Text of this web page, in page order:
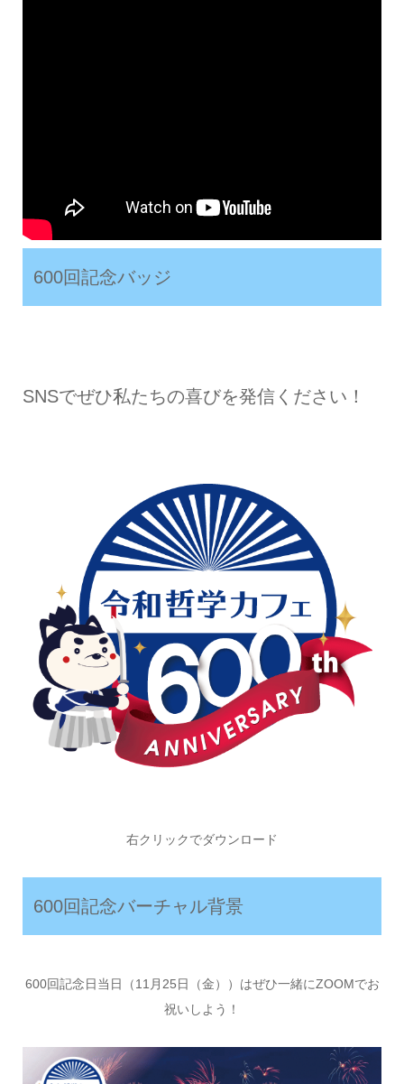
600回記念バッジ
SNSでぜひ私たちの喜びを発信ください！
右クリックでダウンロード
600回記念バーチャル背景
600回記念日当日（11月25日（金））はぜひ一緒にZOOMでお
祝いしよう！